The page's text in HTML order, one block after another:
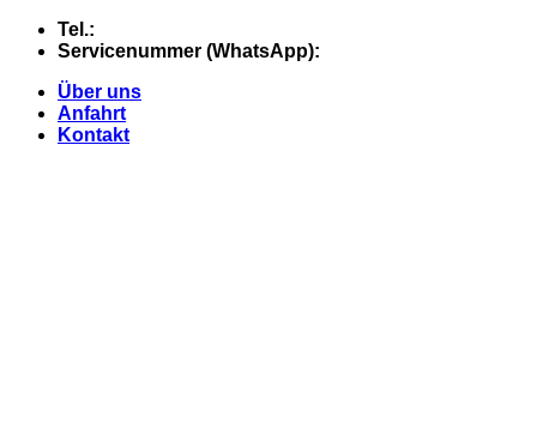
Skip
Tel.:
Servicenummer (WhatsApp):
Über uns
Anfahrt
Kontakt